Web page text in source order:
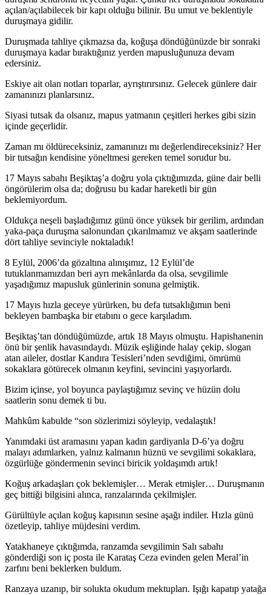
açılan/açılabilecek bir kapı olduğu bilinir. Bu umut ve beklentiyle
duruşmaya gidilir.
Duruşmada tahliye çıkmazsa da, koğuşa döndüğünüzde bir sonraki
duruşmaya kadar bıraktığınız yerden mapusluğunuza devam
edersiniz.
Eskiye ait olan notları toparlar, ayrıştırırsınız. Gelecek günlere dair
zamanınızı planlarsınız.
Siyasi tutsak da olsanız, mapus yatmanın çeşitleri herkes gibi sizin
içinde geçerlidir.
Zaman mı öldüreceksiniz, zamanınızı mı değerlendireceksiniz? Her
bir tutsağın kendisine yöneltmesi gereken temel sorudur bu.
17 Mayıs sabahı Beşiktaş’a doğru yola çıktığımızda, güne dair belli
öngörülerim olsa da; doğrusu bu kadar hareketli bir gün
beklemiyordum.
Oldukça neşeli başladığımız günü önce yüksek bir gerilim, ardından
yaka-paça duruşma salonundan çıkarılmamız ve akşam saatlerinde
dört tahliye sevinciyle noktaladık!
8 Eylül, 2006’da gözaltına alınışımız, 12 Eylül’de
tutuklanmamızdan beri ayrı mekânlarda da olsa, sevgilimle
yaşadığımız mapusluk günlerinin sonuna gelmiştik.
17 Mayıs hızla geceye yürürken, bu defa tutsaklığımın beni
bekleyen bambaşka bir etabını o gece karşıladım.
Beşiktaş’tan döndüğümüzde, artık 18 Mayıs olmuştu. Hapishanenin
önü bir şenlik havasındaydı. Müzik eşliğinde halay çekip, slogan
atan aileler, dostlar Kandıra Tesisleri’nden sevdiğimi, ömrümü
sokaklara götürecek olmanın keyfini, sevincini yaşıyorlardı.
Bizim içinse, yol boyunca paylaştığımız sevinç ve hüzün dolu
saatlerin sonu demek ti bu.
Mahkûm kabulde “son sözlerimizi söyleyip, vedalaştık!
Yanımdaki üst aramasını yapan kadın gardiyanla D-6’ya doğru
malayı adımlarken, yalnız kalmanın hüznü ve sevgilimi sokaklara,
özgürlüğe göndermenin sevinci biricik yoldaşımdı artık!
Koğuş arkadaşları çok beklemişler… Merak etmişler… Duruşmanın
geç bittiği bilgisini alınca, ranzalarında çekilmişler.
Gürültüyle açılan koğuş kapısının sesine aşağı indiler. Hızla günü
özetleyip, tahliye müjdesini verdim.
Yatakhaneye çıktığımda, ranzamda sevgilimin Salı sabahı
gönderdiği son iç posta ile Karataş Ceza evinden gelen Meral’in
zarfını beni beklerken buldum.
Ranzaya uzanıp, bir solukta okudum mektupları. Işığı kapatıp yatağa